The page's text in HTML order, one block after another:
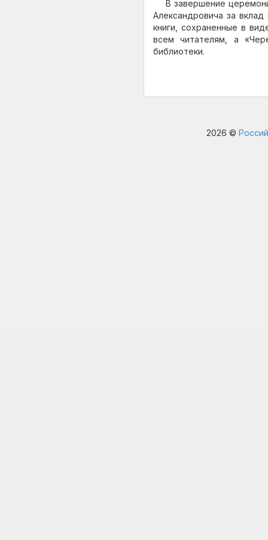
В завершение
Александровича за
книги, сохраненные в
всем читателям, а
библиотеки.
2026 ©